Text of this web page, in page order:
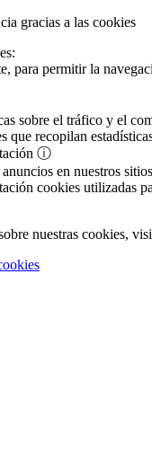
gracias a las cookies
para permitir la
sobre el tráfico y el
que recopilan
ⓘ
en nuestros
cookies utilizadas
nuestras cookies,